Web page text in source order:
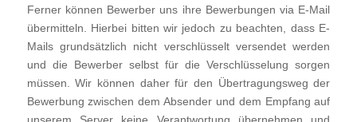
Ferner können Bewerber uns ihre Bewerbungen via E-Mail
übermitteln. Hierbei bitten wir jedoch zu beachten, dass E-
Mails grundsätzlich nicht verschlüsselt versendet werden
und die Bewerber selbst für die Verschlüsselung sorgen
müssen. Wir können daher für den Übertragungsweg der
Bewerbung zwischen dem Absender und dem Empfang auf
unserem Server keine Verantwortung übernehmen und